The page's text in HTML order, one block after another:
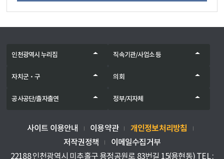
인천광역시 누리집 직속기관/사업소 등
자치군‧구 의회
공사공단/출자출연 정부/지자체
사이트 이용안내 이용약관 개인정보처리방침
저작권정책
이메일수집거부
22188 인천광역시 미추홀구 용정공원로 83번길 15(용현동) TEL :